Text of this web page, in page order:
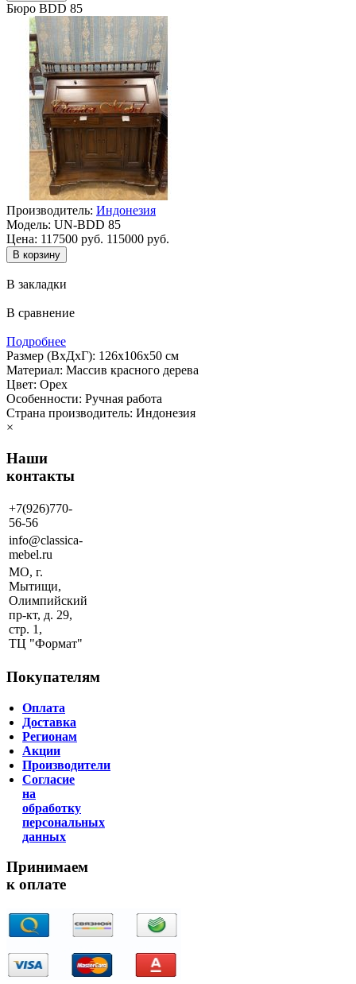
Бюро BDD 85
Производитель: Индонезия
Модель: UN-BDD 85
Цена: 117500 руб. 115000 руб.
В закладки
В сравнение
Подробнее
Размер (ВхДхГ): 126х106х50 см
Материал: Массив красного дерева
Цвет: Орех
Особенности: Ручная работа
Страна производитель: Индонезия
×
Наши
контакты
+7(926)770-
56-56
info@classica-
mebel.ru
МО, г.
Мытищи,
Олимпийский
пр-кт, д. 29,
стр. 1,
ТЦ "Формат"
Покупателям
Оплата
Доставка
Регионам
Акции
Производители
Согласие
на
обработку
персональных
данных
Принимаем
к оплате